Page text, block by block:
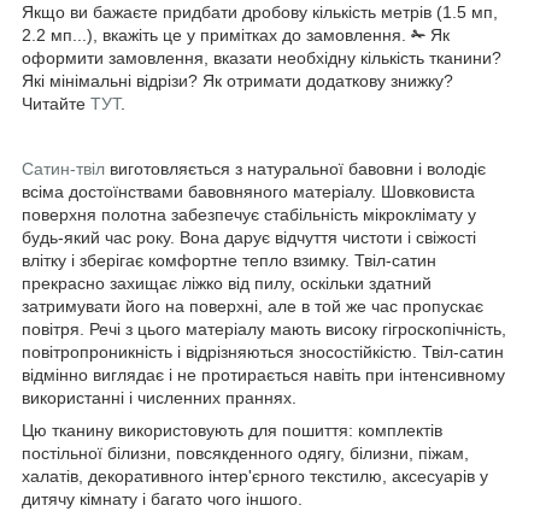
Якщо ви бажаєте придбати дробову кількість метрів (1.5 мп,
2.2 мп...), вкажіть це у примітках до замовлення. ✁ Як
оформити замовлення, вказати необхідну кількість тканини?
Які мінімальні відрізи? Як отримати додаткову знижку?
Читайте ТУТ.
Сатин-твіл виготовляється з натуральної бавовни і володіє
всіма достоїнствами бавовняного матеріалу. Шовковиста
поверхня полотна забезпечує стабільність мікроклімату у
будь-який час року. Вона дарує відчуття чистоти і свіжості
влітку і зберігає комфортне тепло взимку. Твіл-сатин
прекрасно захищає ліжко від пилу, оскільки здатний
затримувати його на поверхні, але в той же час пропускає
повітря. Речі з цього матеріалу мають високу гігроскопічність,
повітропроникність і відрізняються зносостійкістю. Твіл-сатин
відмінно виглядає і не протирається навіть при інтенсивному
використанні і численних праннях.
Цю тканину використовують для пошиття: комплектів
постільної білизни, повсякденного одягу, білизни, піжам,
халатів, декоративного інтер'єрного текстилю, аксесуарів у
дитячу кімнату і багато чого іншого.